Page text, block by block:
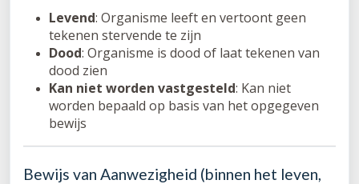
Levend: Organisme leeft en vertoont geen
tekenen stervende te zijn
Dood: Organisme is dood of laat tekenen van
dood zien
Kan niet worden vastgesteld: Kan niet
worden bepaald op basis van het opgegeven
bewijs
Bewijs van Aanwezigheid (binnen het leven,